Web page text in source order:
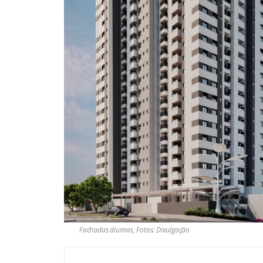
Fachadas diurnas, Fotos: Divulgação